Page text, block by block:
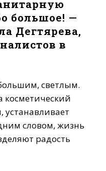
большое! —
Дегтярева,
в
светлым.
косметический
устанавливает
словом, жизнь
радость